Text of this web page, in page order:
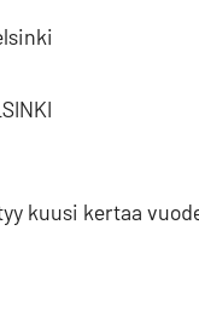
kuusi kertaa